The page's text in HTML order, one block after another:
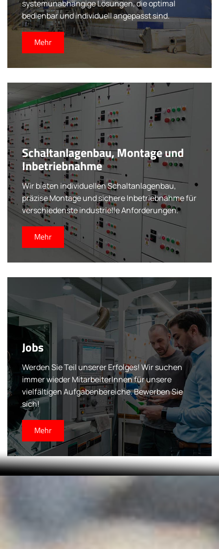
systemunabhängige Lösungen, die optimal
bedienbar und individuell angepasst sind.
Mehr
Schaltanlagenbau, Montage und
Inbetriebnahme
Wir bieten individuellen Schaltanlagenbau,
präzise Montage und sichere Inbetriebnahme für
verschiedenste industrielle Anforderungen.
Mehr
Jobs
Werden Sie Teil unserer Erfolges! Wir suchen
immer wieder MitarbeiterInnen für unsere
vielfältigen Aufgabenbereiche. Bewerben Sie
sich!
Mehr